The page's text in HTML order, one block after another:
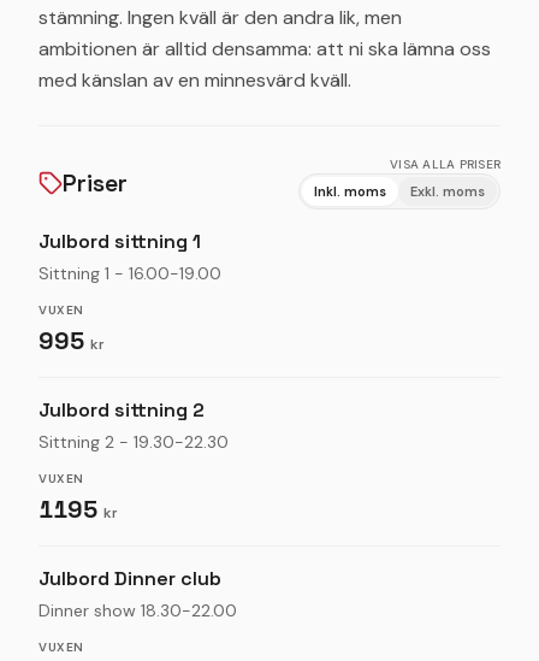
stämning. Ingen kväll är den andra lik, men
ambitionen är alltid densamma: att ni ska lämna oss
med känslan av en minnesvärd kväll.
Priser
VISA ALLA PRISER
Inkl. moms Exkl. moms
Julbord sittning 1
Sittning 1 - 16.00-19.00
VUXEN
995 kr
Julbord sittning 2
Sittning 2 - 19.30-22.30
VUXEN
1195 kr
Julbord Dinner club
Dinner show 18.30-22.00
VUXEN